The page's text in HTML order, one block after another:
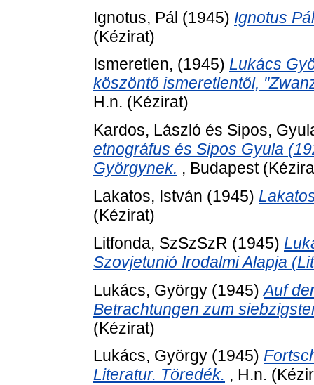
Ignotus, Pál (1945) Ignotus
(Kézirat)
Ismeretlen, (1945) Lukács
köszöntő ismeretlentől,
H.n. (Kézirat)
Kardos, László és Sipos,
etnográfus és Sipos Gyula
Györgynek. , Budapest
Lakatos, István (1945)
(Kézirat)
Litfonda, SzSzSzR (1945)
Szovjetunió Irodalmi Alapja
Lukács, György (1945)Auf
Betrachtungen zum
(Kézirat)
Lukács, György (1945)
Literatur. Töredék. , H.n.